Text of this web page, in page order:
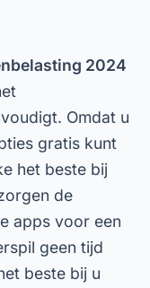
2024
Omdat u
gratis kunt
het beste bij
de
apps voor een
geen tijd
beste bij u